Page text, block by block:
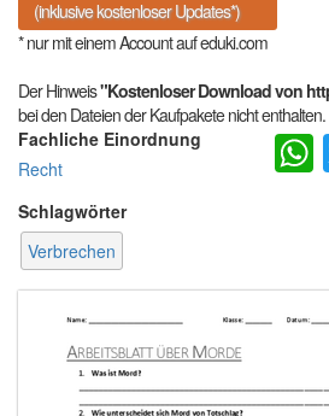
(inklusive kostenloser Updates*)
* nur mit einem Account auf eduki.com
Der Hinweis"Kostenloser Download von
bei den Dateien der Kaufpakete nicht enthalten.
Fachliche Einordnung
Recht
Schlagwörter
Verbrechen